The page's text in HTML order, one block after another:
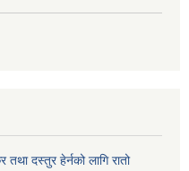
दस्तुर हेर्नको लागि रातो